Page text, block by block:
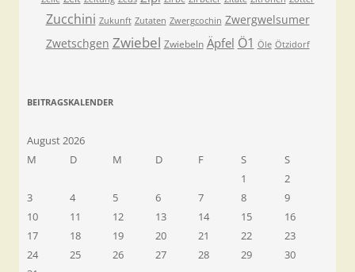
Zucchini Zukunft Zutaten Zwergcochin Zwergwelsumer
Zwetschgen Zwiebel Zwiebeln Äpfel Ö1 Öle Ötzidorf
BEITRAGSKALENDER
August 2026
M
D M D F S
S
1
2
3
4 5 6 7 8
9
10
11 12 13 14 15
16
17
18 19 20 21 22
23
24
25 26 27 28 29
30